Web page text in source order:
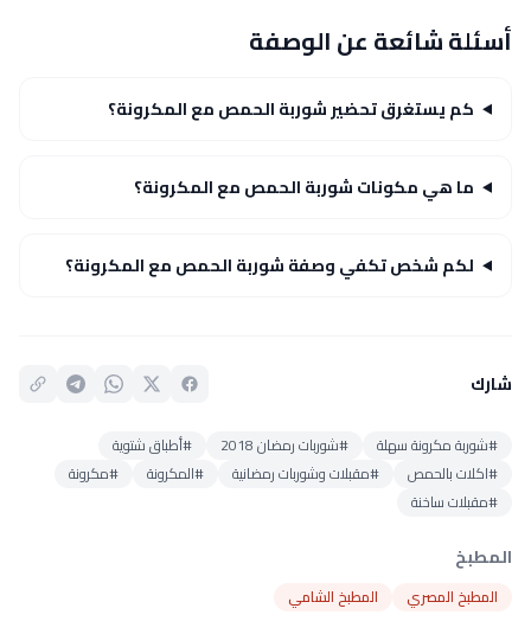
أسئلة شائعة عن الوصفة
كم يستغرق تحضير شوربة الحمص مع المكرونة؟
ما هي مكونات شوربة الحمص مع المكرونة؟
لكم شخص تكفي وصفة شوربة الحمص مع المكرونة؟
شارك
#شوربة مكرونة سهلة #شوربات رمضان 2018
#أطباق شتوية
#اكلات بالحمص
#مقبلات وشوربات رمضانية #المكرونة
#مكرونة
#مقبلات ساخنة
المطبخ
المطبخ المصري المطبخ الشامي